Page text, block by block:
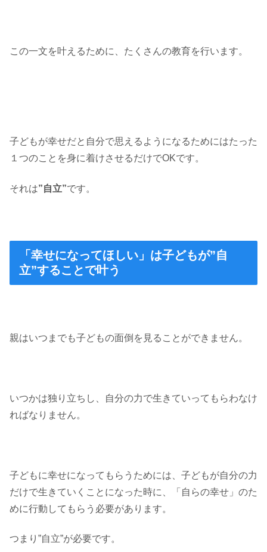
この一文を叶えるために、たくさんの教育を行います。
子どもが幸せだと自分で思えるようになるためにはたった
１つのことを身に着けさせるだけでOKです。
それは”自立”です。
「幸せになってほしい」は子どもが”自
立”することで叶う
親はいつまでも子どもの面倒を見ることができません。
いつかは独り立ちし、自分の力で生きていってもらわなけ
ればなりません。
子どもに幸せになってもらうためには、子どもが自分の力
だけで生きていくことになった時に、「自らの幸せ」のた
めに行動してもらう必要があります。
つまり”自立”が必要です。